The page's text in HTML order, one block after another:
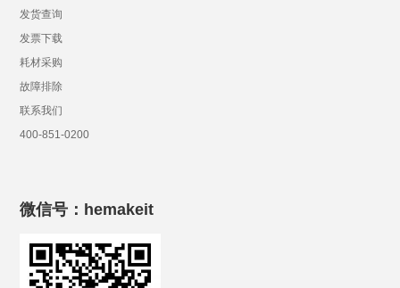
发货查询
发票下载
耗材采购
故障排除
联系我们
400-851-0200
微信号：hemakeit